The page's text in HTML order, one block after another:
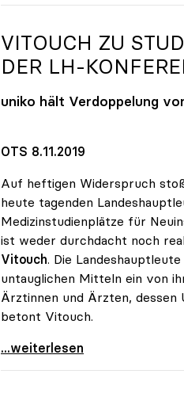
VITOUCH ZU
DER LH-
uniko hält Verdoppelung
OTS 8.11.2019
Auf heftigen Widerspruch
heute tagenden
Medizinstudienplätze für
ist weder durchdacht noch
Vitouch. Die
untauglichen Mitteln ein von
Ärztinnen und Ärzten, dessen
betont Vitouch.
Vitouch zu Studienplätzen:
...weiterlesen